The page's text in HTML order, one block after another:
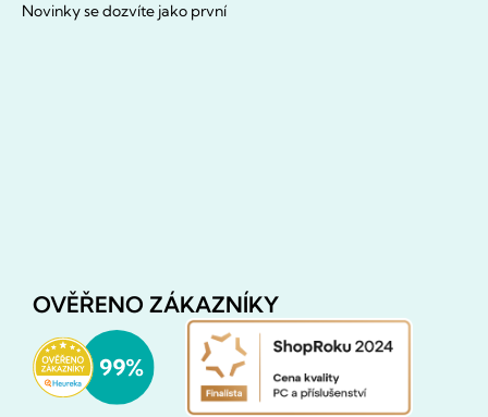
Novinky se dozvíte jako první
OVĚŘENO ZÁKAZNÍKY